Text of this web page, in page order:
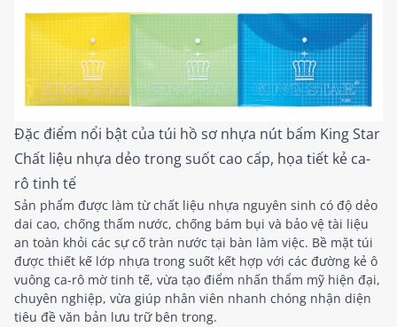
Đặc điểm nổi bật của túi hồ sơ nhựa nút bấm King Star
Chất liệu nhựa dẻo trong suốt cao cấp, họa tiết kẻ ca-
rô tinh tế
Sản phẩm được làm từ chất liệu nhựa nguyên sinh có độ dẻo
dai cao, chống thấm nước, chống bám bụi và bảo vệ tài liệu
an toàn khỏi các sự cố tràn nước tại bàn làm việc. Bề mặt túi
được thiết kế lớp nhựa trong suốt kết hợp với các đường kẻ ô
vuông ca-rô mờ tinh tế, vừa tạo điểm nhấn thẩm mỹ hiện đại,
chuyên nghiệp, vừa giúp nhân viên nhanh chóng nhận diện
tiêu đề văn bản lưu trữ bên trong.